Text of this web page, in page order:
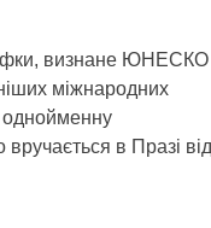
визнане ЮНЕСКО
міжнародних
однойменну
в Празі від